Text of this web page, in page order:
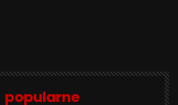
popularne